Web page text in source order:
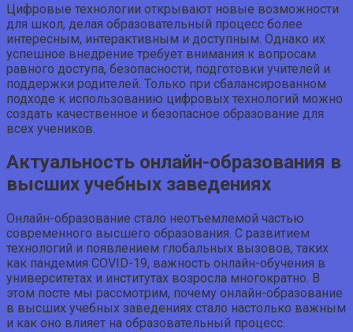
Цифровые технологии открывают новые возможности
для школ, делая образовательный процесс более
интересным, интерактивным и доступным. Однако их
успешное внедрение требует внимания к вопросам
равного доступа, безопасности, подготовки учителей и
поддержки родителей. Только при сбалансированном
подходе к использованию цифровых технологий можно
создать качественное и безопасное образование для
всех учеников.
Актуальность онлайн-образования в
высших учебных заведениях
Онлайн-образование стало неотъемлемой частью
современного высшего образования. С развитием
технологий и появлением глобальных вызовов, таких
как пандемия COVID-19, важность онлайн-обучения в
университетах и институтах возросла многократно. В
этом посте мы рассмотрим, почему онлайн-образование
в высших учебных заведениях стало настолько важным
и как оно влияет на образовательный процесс.